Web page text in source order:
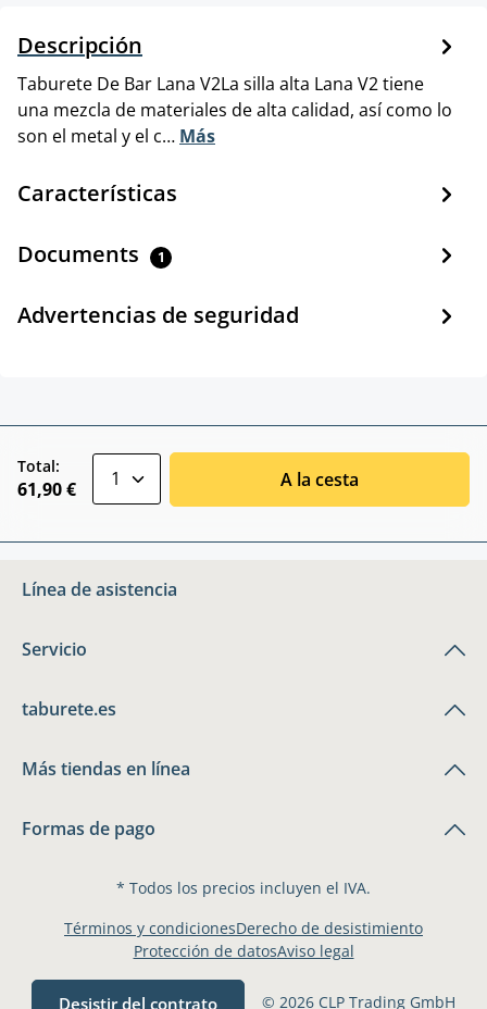
Descripción
Taburete De Bar Lana V2La silla alta Lana V2 tiene
una mezcla de materiales de alta calidad, así como lo
son el metal y el c… Más
Características
Documents 1
Advertencias de seguridad
Total:
61,90 € A la cesta
Línea de asistencia
Servicio
taburete.es
Más tiendas en línea
Formas de pago
* Todos los precios incluyen el IVA.
Desistir del contrato © 2026 CLP Trading GmbH
Términos y condicionesDerecho de desistimiento
Protección de datosAviso legal